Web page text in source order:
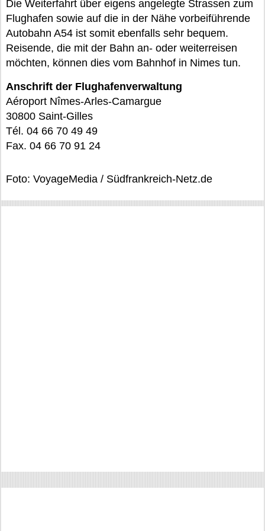
Die Weiterfahrt über eigens angelegte Strassen zum
Flughafen sowie auf die in der Nähe vorbeiführende
Autobahn A54 ist somit ebenfalls sehr bequem.
Reisende, die mit der Bahn an- oder weiterreisen
möchten, können dies vom Bahnhof in Nimes tun.
Anschrift der Flughafenverwaltung
Aéroport Nîmes-Arles-Camargue
30800 Saint-Gilles
Tél. 04 66 70 49 49
Fax. 04 66 70 91 24
Foto: VoyageMedia / Südfrankreich-Netz.de